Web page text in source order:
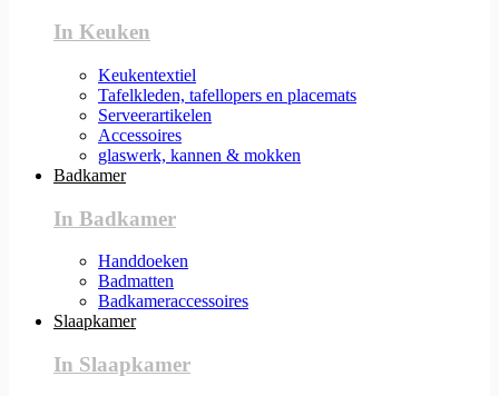
In Keuken
Keukentextiel
Tafelkleden, tafellopers en placemats
Serveerartikelen
Accessoires
glaswerk, kannen & mokken
Badkamer
In Badkamer
Handdoeken
Badmatten
Badkameraccessoires
Slaapkamer
In Slaapkamer